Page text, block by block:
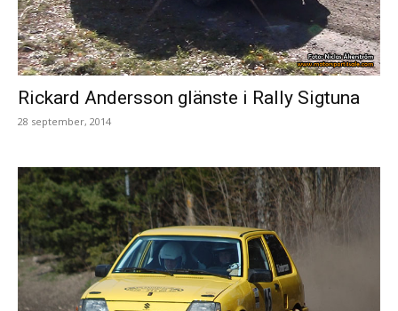
Rickard Andersson glänste i Rally Sigtuna
28 september, 2014